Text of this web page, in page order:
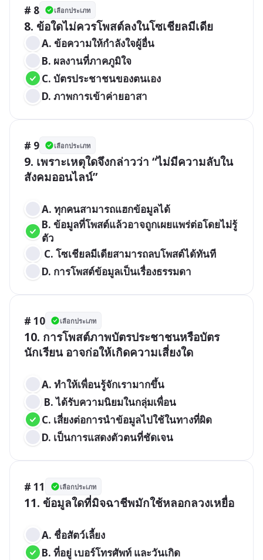
# 8 เลือกประเภท
A. ข้อความให้กำลังใจผู้อื่น
B. ผลงานที่ภาคภูมิใจ
C. บัตรประชาชนของตนเอง
D. ภาพการเข้าค่ายอาสา
# 9 เลือกประเภท
9. เพราะเหตุใดจึงกล่าวว่า “ไม่มีความลับใน
สังคมออนไลน์”
A. ทุกคนสามารถแฮกข้อมูลได้
B. ข้อมูลที่โพสต์แล้วอาจถูกเผยแพร่ต่อโดยไม่รู้
ตัว
C. โซเชียลมีเดียสามารถลบโพสต์ได้ทันที
D. การโพสต์ข้อมูลเป็นเรื่องธรรมดา
# 10 เลือกประเภท
10. การโพสต์ภาพบัตรประชาชนหรือบัตร
นักเรียน อาจก่อให้เกิดความเสี่ยงใด
A. ทำให้เพื่อนรู้จักเรามากขึ้น
B. ได้รับความนิยมในกลุ่มเพื่อน
C. เสี่ยงต่อการนำข้อมูลไปใช้ในทางที่ผิด
D. เป็นการแสดงตัวตนที่ชัดเจน
# 11 เลือกประเภท
11. ข้อมูลใดที่มิจฉาชีพมักใช้หลอกลวงเหยื่อ
A. ชื่อสัตว์เลี้ยง
B. ที่อยู่ เบอร์โทรศัพท์ และวันเกิด